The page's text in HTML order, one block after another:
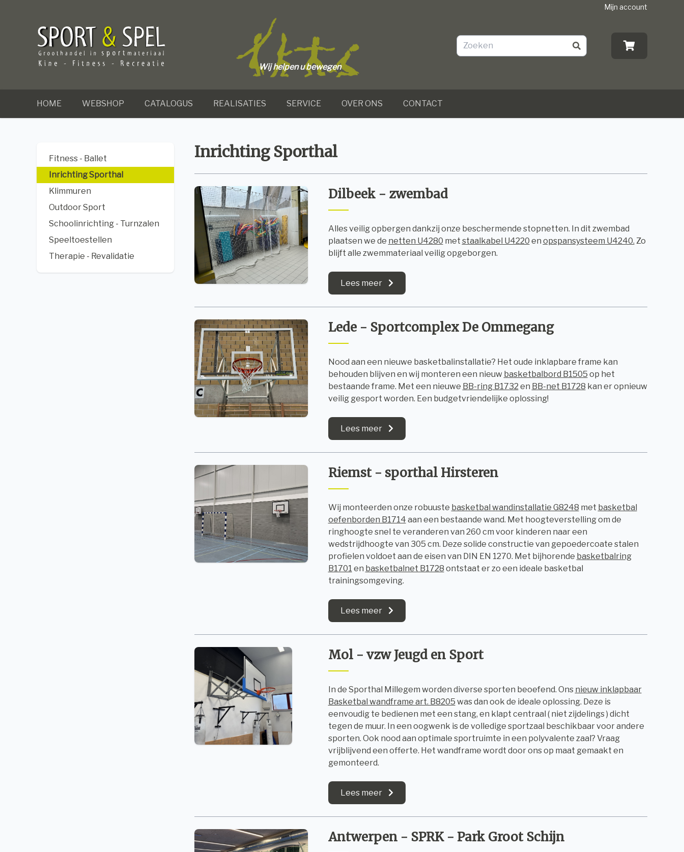
Mijn account
Wij helpen u bewegen
HOME WEBSHOP CATALOGUS REALISATIES SERVICE OVER ONS CONTACT
Fitness - Ballet
Inrichting Sporthal
Klimmuren
Outdoor Sport
Schoolinrichting - Turnzalen
Speeltoestellen
Therapie - Revalidatie
Inrichting Sporthal
Dilbeek - zwembad
Alles veilig opbergen dankzij onze beschermende stopnetten. In dit zwembad
plaatsen we de netten U4280 met staalkabel U4220 en opspansysteem U4240. Zo
blijft alle zwemmateriaal veilig opgeborgen.
Lees meer
Lede - Sportcomplex De Ommegang
Nood aan een nieuwe basketbalinstallatie? Het oude inklapbare frame kan
behouden blijven en wij monteren een nieuw basketbalbord B1505 op het
bestaande frame. Met een nieuwe BB-ring B1732 en BB-net B1728 kan er opnieuw
veilig gesport worden. Een budgetvriendelijke oplossing!
Lees meer
Riemst - sporthal Hirsteren
Wij monteerden onze robuuste basketbal wandinstallatie G8248 met basketbal
oefenborden B1714 aan een bestaande wand. Met hoogteverstelling om de
ringhoogte snel te veranderen van 260 cm voor kinderen naar een
wedstrijdhoogte van 305 cm. Deze solide constructie van gepoedercoate stalen
profielen voldoet aan de eisen van DIN EN 1270. Met bijhorende basketbalring
B1701 en basketbalnet B1728 ontstaat er zo een ideale basketbal
trainingsomgeving.
Lees meer
Mol - vzw Jeugd en Sport
In de Sporthal Millegem worden diverse sporten beoefend. Ons nieuw inklapbaar
Basketbal wandframe art. B8205 was dan ook de ideale oplossing. Deze is
eenvoudig te bedienen met een stang, en klapt centraal ( niet zijdelings ) dicht
tegen de muur. In een oogwenk is de volledige sportzaal beschikbaar voor andere
sporten. Ook nood aan optimale sportruimte in een polyvalente zaal? Vraag
vrijblijvend een offerte. Het wandframe wordt door ons op maat gemaakt en
gemonteerd.
Lees meer
Antwerpen - SPRK - Park Groot Schijn